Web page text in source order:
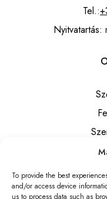
To provide the best
and/or access device
us to process data such as
Tel.: